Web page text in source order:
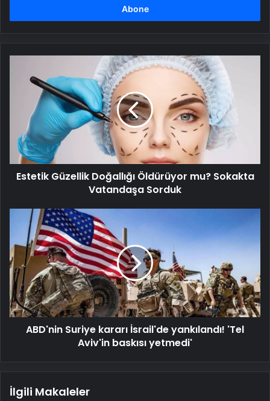
Güzellik
Doğallığı
Öldürüyor
Sokakta
Vatandaşa
Sorduk
Estetik Güzellik Doğallığı Öldürüyor mu? Sokakta
Vatandaşa Sorduk
ABD'nin
Suriye
kararı
İsrail'de
yankılandı!
'Tel
Aviv'in
baskısı
yetmedi'
ABD'nin Suriye kararı İsrail'de yankılandı! 'Tel
Aviv'in baskısı yetmedi'
İlgili Makaleler